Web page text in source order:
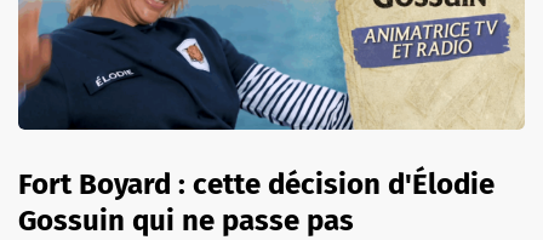
Fort Boyard : cette décision d'Élodie
Gossuin qui ne passe pas